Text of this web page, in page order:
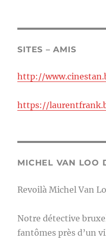
SITES – AMIS
http://
https://
MICHEL VAN LOO
Revoilà Michel Van
Notre détective
fantômes près d’un